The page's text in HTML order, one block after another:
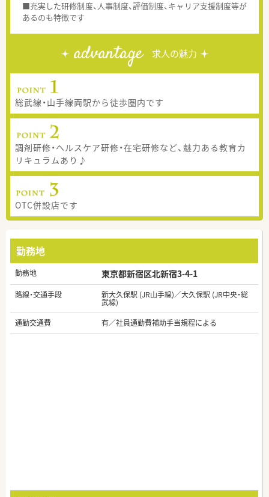
■充実した研修制度、人事制度、評価制度、キャリア支援制度等が
あるのも特徴です
advantage 求人の魅力
総武線・山手線両駅から徒歩圏内です
調剤研修・ヘルスケア研修・在宅研修など、魅力ある教育カ
リキュラムあり♪
OTC併設店です
勤務地
勤務地 東京都新宿区北新宿3-4-1
路線・交通手段 新大久保駅 (JR山手線)／大久保駅 (JR中央・総
武線)
通勤交通費
有／社員通勤費補助手当規程による